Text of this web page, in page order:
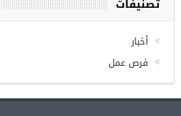
تصنيفات
أخبار